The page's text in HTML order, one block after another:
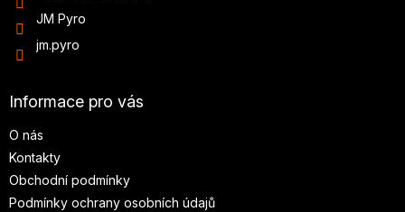
JM Pyro
jm.pyro
Informace pro vás
O nás
Kontakty
Obchodní podmínky
Podmínky ochrany osobních údajů